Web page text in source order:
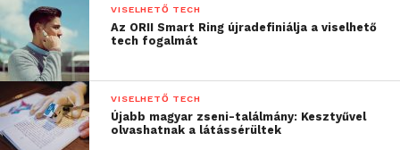
kialakításához. Ez a tendencia már a 2023-as Huawei
felmérés eredményeiben is kirajzolódott: az
okosórát használók 90%-a legalább legalább egy új,
egészséges szokást alakított ki az okoseszköze
hatására.
A HUAWEI hamarosan új
VISELHETŐ TECH
Az ORII Smart Ring újradefiniálja a viselhető
tech fogalmát
VISELHETŐ TECH
Újabb magyar zseni-találmány: Kesztyűvel
olvashatnak a látássérültek